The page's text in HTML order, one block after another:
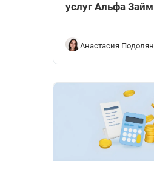
услуг Альфа Займ
Анастасия Подолян